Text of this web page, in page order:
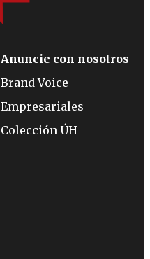
Anuncie con nosotros
Brand Voice
Empresariales
Colección ÚH